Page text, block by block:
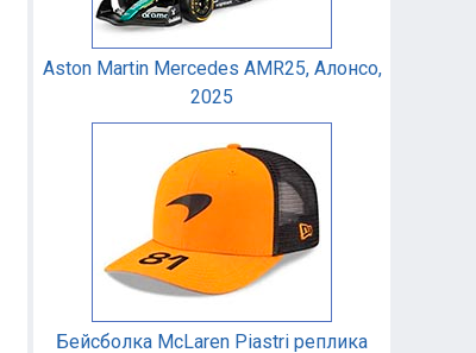
Aston Martin Mercedes AMR25, Алонсо,
2025
Бейсболка McLaren Piastri реплика